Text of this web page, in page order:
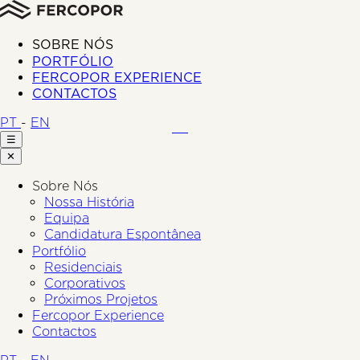
SOBRE NÓS
PORTFÓLIO
FERCOPOR EXPERIENCE
CONTACTOS
PT - EN
☰
✕
Sobre Nós
Nossa História
Equipa
Candidatura Espontânea
Portfólio
Residenciais
Corporativos
Próximos Projetos
Fercopor Experience
Contactos